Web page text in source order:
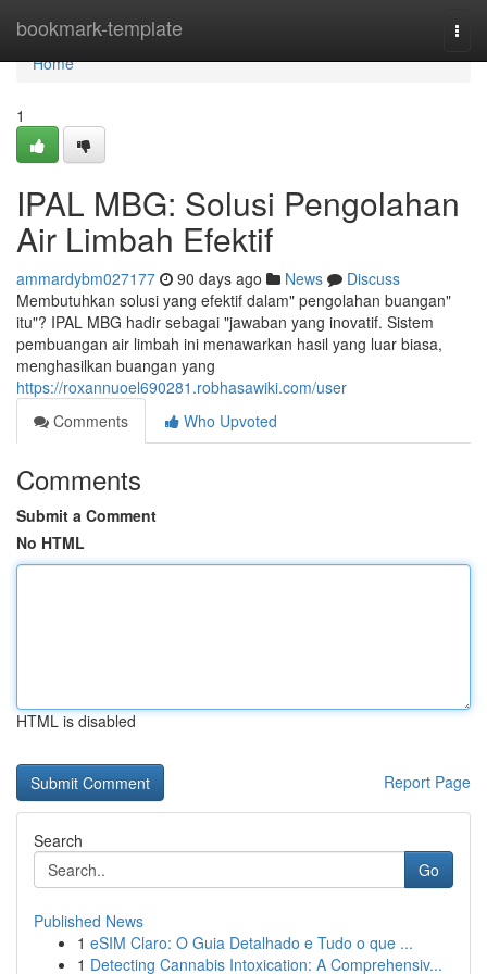
bookmark-template
Home
Home
1
IPAL MBG: Solusi Pengolahan
Air Limbah Efektif
ammardybm027177 90 days ago News
Discuss
Membutuhkan solusi yang efektif dalam" pengolahan buangan"
itu"? IPAL MBG hadir sebagai "jawaban yang inovatif. Sistem
pembuangan air limbah ini menawarkan hasil yang luar biasa,
menghasilkan buangan yang
https://roxannuoel690281.robhasawiki.com/user
Comments
Who Upvoted
Comments
Submit a Comment
No HTML
HTML is disabled
Report Page
Search
Go
Published News
1 eSIM Claro: O Guia Detalhado e Tudo o que ...
1 Detecting Cannabis Intoxication: A Comprehensiv...